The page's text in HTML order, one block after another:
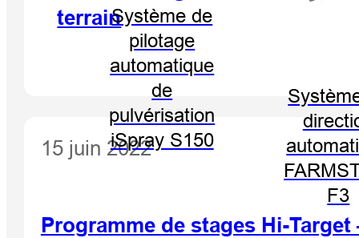
Système de
pilotage
automatique
de
pulvérisation
iSpray S150
F3
terrain
15 juin 2022
Programme de stages Hi-